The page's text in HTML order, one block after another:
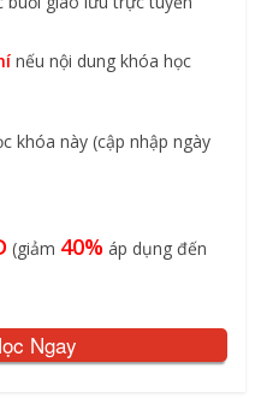
nếu nội dung khóa học
khóa này (cập nhập ngày
(giảm 40% áp dụng đến
Ngay